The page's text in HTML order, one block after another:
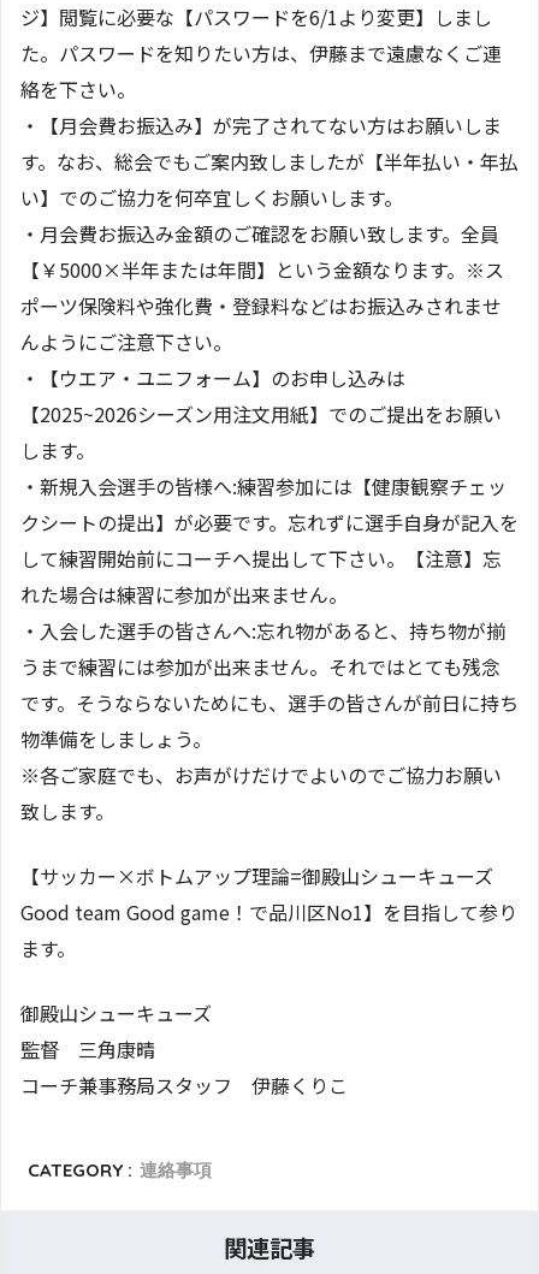
ジ】閲覧に必要な【パスワードを6/1より変更】しまし
た。パスワードを知りたい方は、伊藤まで遠慮なくご連
絡を下さい。
・【月会費お振込み】が完了されてない方はお願いしま
す。なお、総会でもご案内致しましたが【半年払い・年払
い】でのご協力を何卒宜しくお願いします。
・月会費お振込み金額のご確認をお願い致します。全員
【￥5000×半年または年間】という金額なります。※ス
ポーツ保険料や強化費・登録料などはお振込みされませ
んようにご注意下さい。
・【ウエア・ユニフォーム】のお申し込みは
【2025~2026シーズン用注文用紙】でのご提出をお願い
します。
・新規入会選手の皆様へ:練習参加には【健康観察チェッ
クシートの提出】が必要です。忘れずに選手自身が記入を
して練習開始前にコーチへ提出して下さい。【注意】忘
れた場合は練習に参加が出来ません。
・入会した選手の皆さんへ:忘れ物があると、持ち物が揃
うまで練習には参加が出来ません。それではとても残念
です。そうならないためにも、選手の皆さんが前日に持ち
物準備をしましょう。
※各ご家庭でも、お声がけだけでよいのでご協力お願い
致します。
【サッカー×ボトムアップ理論=御殿山シューキューズ
Good team Good game！で品川区No1】を目指して参り
ます。
御殿山シューキューズ
監督 三角康晴
コーチ兼事務局スタッフ 伊藤くりこ
CATEGORY : 連絡事項
関連記事